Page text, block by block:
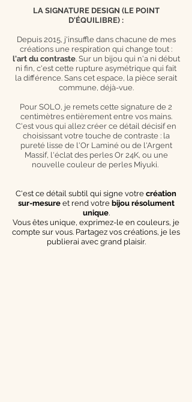
LA SIGNATURE DESIGN (LE POINT
D'ÉQUILIBRE) :
Depuis 2015, j'insuffle dans chacune de mes
créations une respiration qui change tout :
l'art du contraste. Sur un bijou qui n'a ni début
ni fin, c'est cette rupture asymétrique qui fait
la différence. Sans cet espace, la pièce serait
commune, déjà-vue.
Pour SOLO, je remets cette signature de 2
centimètres entièrement entre vos mains.
C'est vous qui allez créer ce détail décisif en
choisissant votre touche de contraste : la
pureté lisse de l'Or Laminé ou de l'Argent
Massif, l'éclat des perles Or 24K, ou une
nouvelle couleur de perles Miyuki.
C'est ce détail subtil qui signe votre création
sur-mesureet rend votre bijou résolument
unique.
Vous êtes unique, exprimez-le en couleurs, je
compte sur vous. Partagez vos créations, je les
publierai avec grand plaisir.